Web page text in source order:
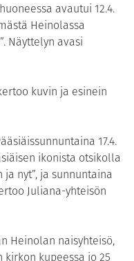
avautui 12.4.
Heinolassa
Näyttelyn avasi
kuvin ja esinein
17.4.
ikonista otsikolla
nyt”, ja sunnuntaina
Juliana-yhteisön
Heinolan naisyhteisö,
kupeessa jo 25